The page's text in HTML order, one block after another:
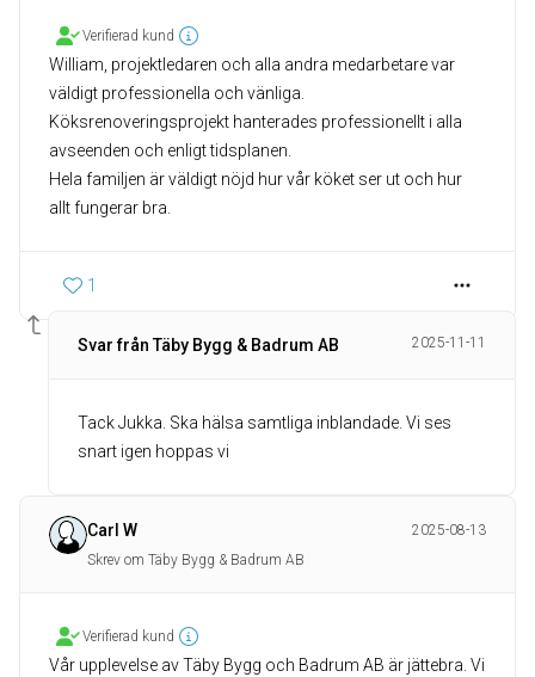
Verifierad kund
William, projektledaren och alla andra medarbetare var
väldigt professionella och vänliga.
Köksrenoveringsprojekt hanterades professionellt i alla
avseenden och enligt tidsplanen.
Hela familjen är väldigt nöjd hur vår köket ser ut och hur
allt fungerar bra.
1
Svar från Täby Bygg & Badrum AB 2025-11-11
Tack Jukka. Ska hälsa samtliga inblandade. Vi ses
snart igen hoppas vi
Carl W
2025-08-13
Skrev om Täby Bygg & Badrum AB
Verifierad kund
Vår upplevelse av Täby Bygg och Badrum AB är jättebra. Vi